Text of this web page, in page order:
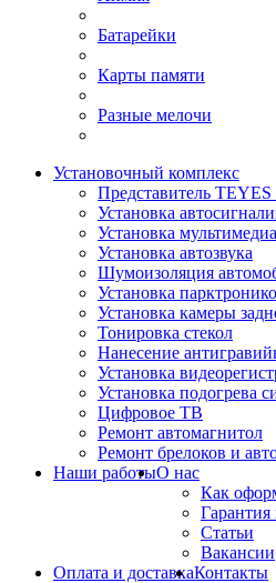
Батарейки
Карты памяти
Разные мелочи
Установочный комплекс
Представитель
Установка
Установка мультимедиа
Установка автозвука
Шумоизоляция
Установка
Установка камеры
Тонировка стекол
Нанесение
Установка
Установка подогрева
Цифровое ТВ
Ремонт автомагнитол
Ремонт брелоков и
Наши работыО нас
Как
Гарантия
Статьи
Вакансии
Оплата и доставкаКонтакты